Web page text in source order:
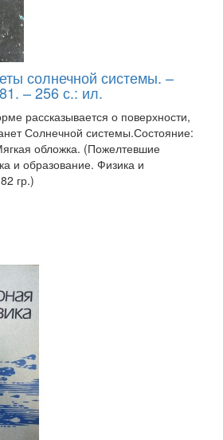
солнечной системы. –
– 256 с.: ил.
рассказывается о поверхности,
Солнечной системы.Состояние:
обложка. (Пожелтевшие
и образование. Физика и
гр.)